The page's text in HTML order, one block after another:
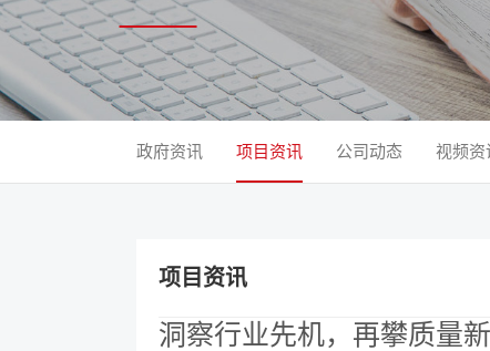
政府资讯 项目资讯 公司动态 视频资
项目资讯
洞察行业先机，再攀质量